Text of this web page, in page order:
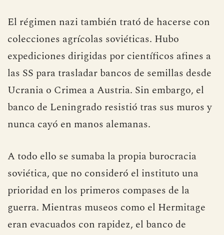
El régimen nazi también trató de hacerse con
colecciones agrícolas soviéticas. Hubo
expediciones dirigidas por científicos afines a
las SS para trasladar bancos de semillas desde
Ucrania o Crimea a Austria. Sin embargo, el
banco de Leningrado resistió tras sus muros y
nunca cayó en manos alemanas.
A todo ello se sumaba la propia burocracia
soviética, que no consideró el instituto una
prioridad en los primeros compases de la
guerra. Mientras museos como el Hermitage
eran evacuados con rapidez, el banco de